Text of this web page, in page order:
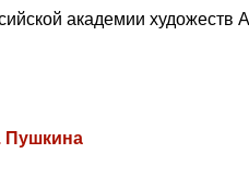
академии
Пушкина